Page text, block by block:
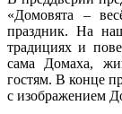
«Домовята –
праздник. На
традициях и
сама Домаха,
гостям. В конце
с изображением